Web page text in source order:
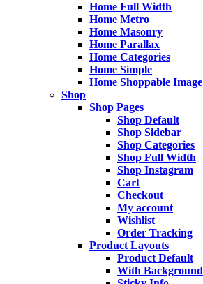
Home Full Width
Home Metro
Home Masonry
Home Parallax
Home Categories
Home Simple
Home Shoppable Image
Shop
Shop Pages
Shop Default
Shop Sidebar
Shop Categories
Shop Full Width
Shop Instagram
Cart
Checkout
My account
Wishlist
Order Tracking
Product Layouts
Product Default
With Background